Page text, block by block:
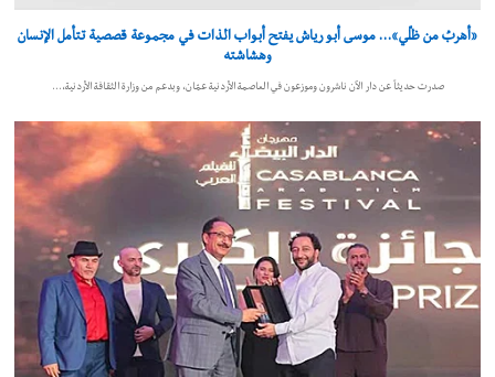
«أهربُ من ظلّي»… موسى أبو رياش يفتح أبواب الذات في مجموعة قصصية تتأمل الإنسان
وهشاشته
صدرت حديثاً عن دار الآن ناشرون وموزعون في العاصمة الأردنية عمّان، وبدعم من وزارة الثقافة الأردنية،…